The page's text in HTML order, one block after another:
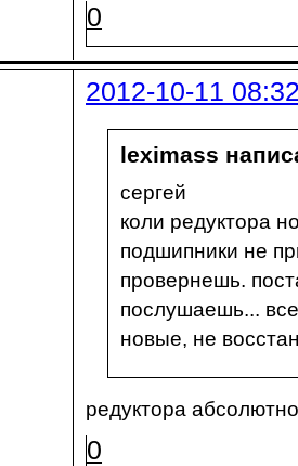
0
2012-10-11
leximass
сергей
коли редуктора
подшипники не
провернешь.
послушаешь...
новые, не
редуктора
0